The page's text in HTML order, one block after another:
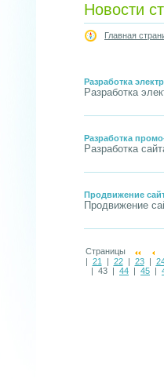
Новости
Главная
Разработка
Разработка
Разработка
Разработка
Продвижение
Продвижение
Страницы
| 21 | 22| 23|
| 43 | 44 | 45 |